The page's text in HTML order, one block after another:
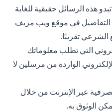
هذه الرسائل حقيقية للغاية
التفاصيل في موقع ويب مزيف
تقريبًا.
التي تطلب معلوماتك
الواردة من مرسلين لا
عبر الإنترنت من خلال
الوثوق به.